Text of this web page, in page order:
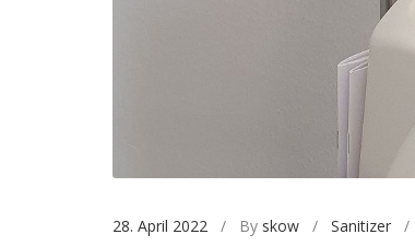
28. April 2022 / By skow / Sanitizer /